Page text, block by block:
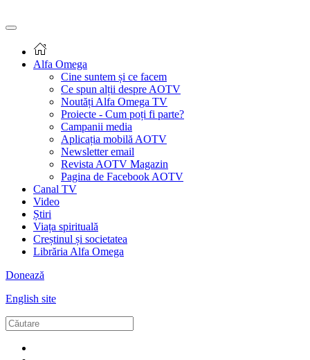
Alfa Omega
Cine suntem și ce facem
Ce spun alții despre AOTV
Noutăți Alfa Omega TV
Proiecte - Cum poți fi parte?
Campanii media
Aplicația mobilă AOTV
Newsletter email
Revista AOTV Magazin
Pagina de Facebook AOTV
Canal TV
Video
Știri
Viața spirituală
Creștinul și societatea
Librăria Alfa Omega
Donează
English site